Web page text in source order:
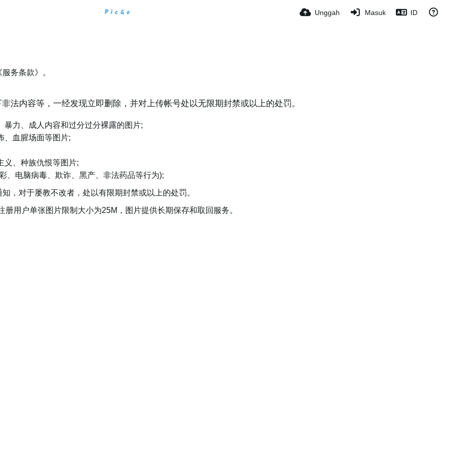
Unggah Masuk ID
务条款》。
法内容等，一经发现立即删除，并对上传帐号处以无限期封禁或以上的处罚。
力、成人内容和过分过分裸露的图片;
、血腥场面等图片;
义、种族仇恨等图片;
、电脑病毒、欺诈、黑产、非法药品等行为);
，对于屡教不改者，处以有限期封禁或以上的处罚。
用户单张图片限制大小为25M，图片提供长期保存和取回服务。